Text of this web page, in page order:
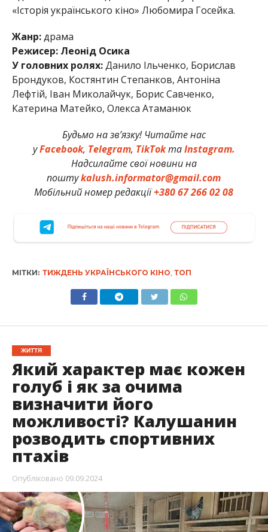
«Історія українського кіно» Любомира Госейка.
Жанр:драма
Режисер: Леонід Осика
У головних ролях:Данило Ільченко, Борислав
Брондуков, Костянтин Степанков, Антоніна
Лефтій, Іван Миколайчук, Борис Савченко,
Катерина Матейко, Олекса Атаманюк
Будьмо на зв’язку! Читайте нас
уFacebook, Telegram, TikTokтаInstagram.
Надсилайте свої новини на
поштуkalush.informator@gmail.com
Мобільний номер редакції+380 67 266 02 08
МІТКИ: ТИЖДЕНЬ УКРАЇНСЬКОГО КІНО ТОП
ЖИТТЯ
Який характер має кожен
голуб і як за очима
визначити його
можливості? Калушанин
розводить спортивних
птахів
Опубліковано 09.09.2024